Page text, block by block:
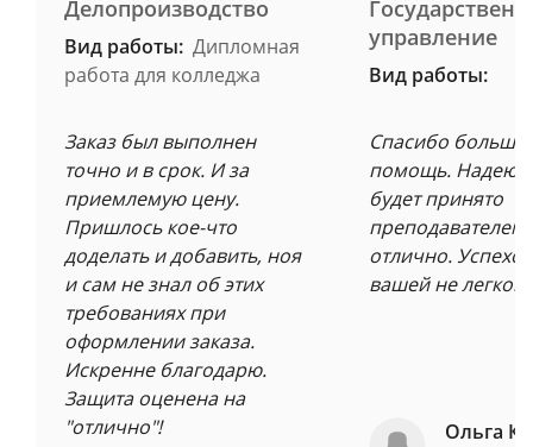
Делопроизводство
Вид работы: Дипломная
работа для колледжа
Заказ был выполнен
точно и в срок. И за
приемлемую цену.
Пришлось кое-что
доделать и добавить, ноя
и сам не знал об этих
требованиях при
оформлении заказа.
Искренне благодарю.
Защита оценена на
"отлично"!
управление
Вид работы:
Спасибо
помощь.
будет принято
преподавателем
отлично.
вашей не легкой
Ольга